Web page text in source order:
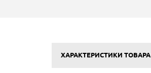
ХАРАКТЕРИСТИКИ ТОВАРА